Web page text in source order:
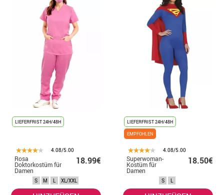
LIEFERFRIST 24H/48H
4.08/5.00
Rosa
Doktorkostüm für
Damen
18.99€
S M L XL/XXL
LIEFERFRIST 24H/48H
EMPFOHLEN
4.08/5.00
Superwoman-
Kostüm für
Damen
18.50€
S L